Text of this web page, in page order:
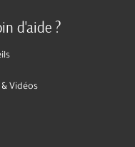
d'aide ?
& Vidéos